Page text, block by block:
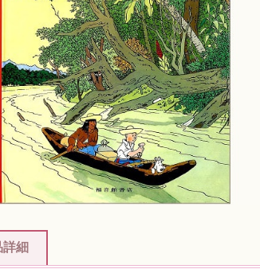
詳細